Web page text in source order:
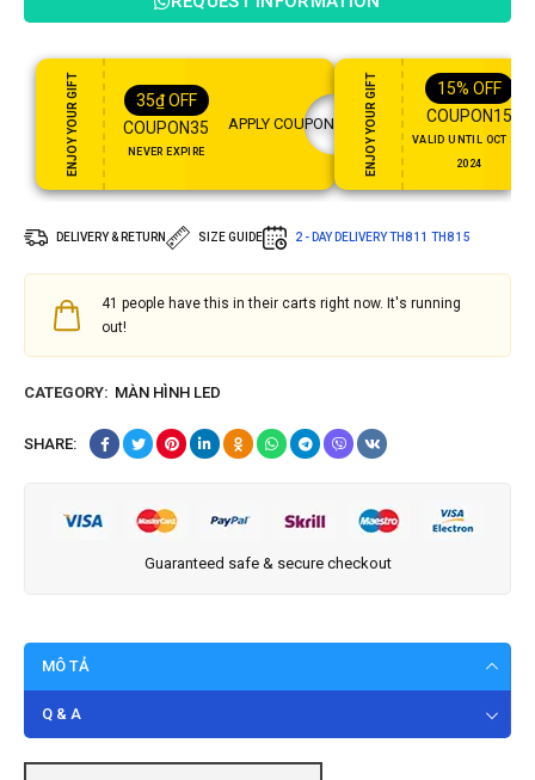
ENJOY YOUR GIFT 35₫ OFF
COUPON35
NEVER EXPIRE
APPLY COUPON ENJOY YOUR GIFT 15% OFF
COUPON15
VALID UNTIL OCT 31,
2024
DELIVERY & RETURN SIZE GUIDE 2 - DAY DELIVERYTH8 11 TH8 15
41 people have this in their carts right now. It's running
out!
CATEGORY: MÀN HÌNH LED
SHARE:
Guaranteed safe & secure checkout
MÔ TẢ
Q & A